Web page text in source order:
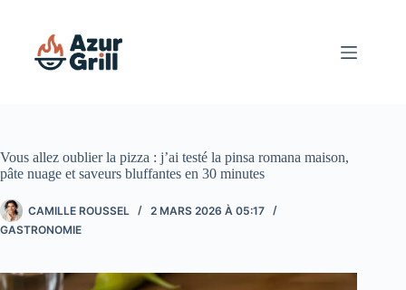
Vous allez oublier la pizza : j’ai testé la pinsa romana maison,
pâte nuage et saveurs bluffantes en 30 minutes
CAMILLE ROUSSEL
2 MARS 2026 À 05:17
GASTRONOMIE